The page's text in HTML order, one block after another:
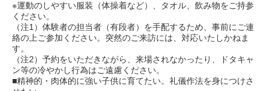
※運動のしやすい服装（体操着など）、タオル、飲み物をご持参
ください。
（注1）体験者の担当者（有段者）を手配するため、事前にご連
絡の上ご参加ください。突然のご来訪には、対応いたしかねま
す。
（注2）予約をいただきながら、来場されなかったり、ドタキャ
ン等の冷やかし行為はご遠慮ください。
■精神的・肉体的に強い子供に育てたい。礼儀作法を身につけさ